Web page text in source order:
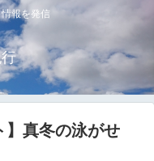
情報を発信
】真冬の泳がせ